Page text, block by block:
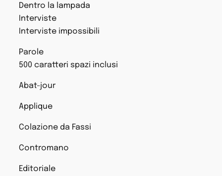
Dentro la lampada
Interviste
Interviste impossibili
Parole
500 caratteri spazi inclusi
Abat-jour
Applique
Colazione da Fassi
Contromano
Editoriale